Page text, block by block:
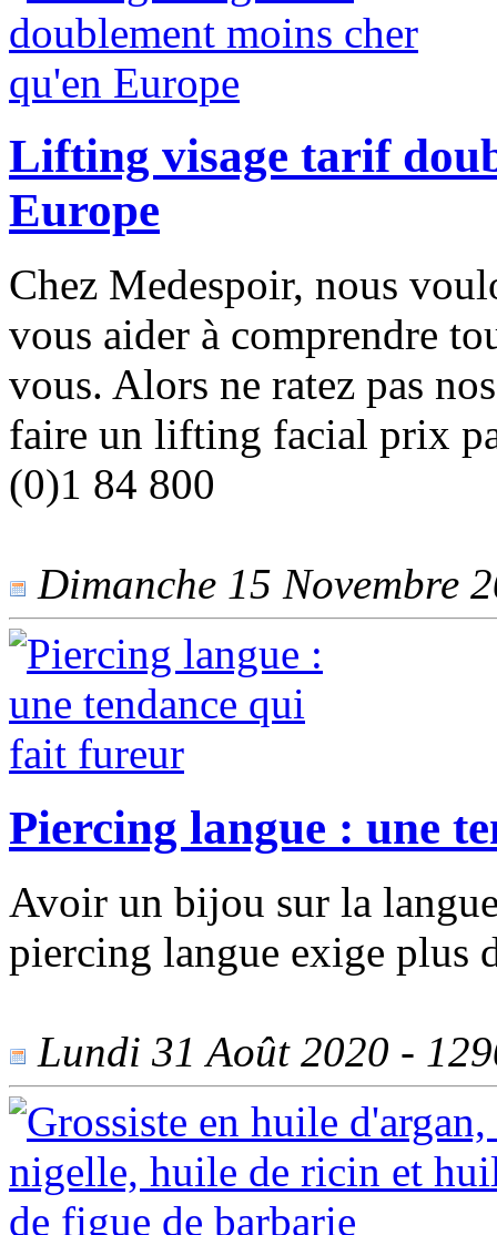
Lifting visage tarif
Europe
Chez Medespoir, nous
vous aider à comprendre
vous. Alors ne ratez pas
faire un lifting facial prix
(0)1 84 800
Dimanche 15 Novembre
Piercing langue : une
Avoir un bijou sur la
piercing langue exige plus
Lundi 31 Août 2020 -